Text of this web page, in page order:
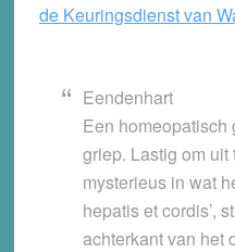
de Keuringsdienst van
Eendenhart
Een homeopatisch
griep. Lastig om uit
mysterieus in wat
hepatis et cordis’,
achterkant van het